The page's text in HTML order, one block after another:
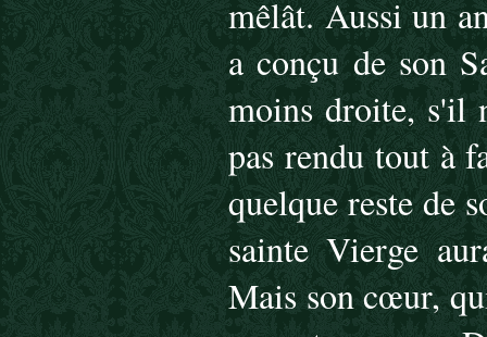
mêlât. Aussi un
a conçu de son
moins droite, s'il
pas rendu tout à
quelque reste de
sainte Vierge
Mais son cœur,